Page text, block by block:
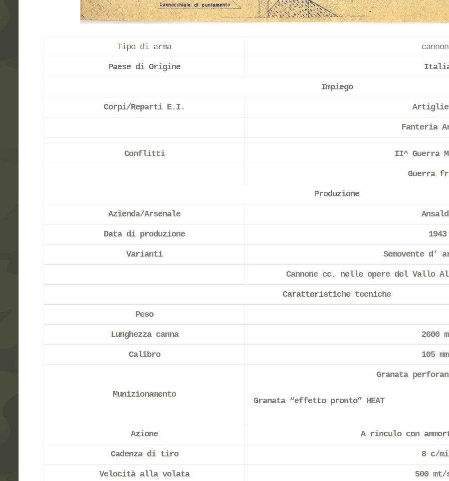
Tipo di arma
Paese di Origine
Impiego
Corpi/Reparti E.I.
Fanteria
Conflitti II^ Guerra
Guerra
Produzione
Azienda/Arsenale
Data di produzione 1943
Varianti Semovente
Cannone cc. nelle opere del Vallo
Caratteristiche tecniche
Peso
Lunghezza canna 2600
Calibro 105
Munizionamento
Granata
Granata “effetto pronto” HEAT
Azione A rinculo con
Cadenza di tiro 8 c/
Velocità alla volata 500 mt/